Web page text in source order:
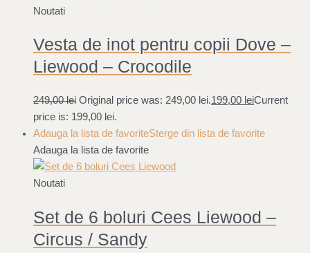
Noutati
Vesta de inot pentru copii Dove –
Liewood – Crocodile
249,00lei Original price was: 249,00 lei.199,00 leiCurrent
price is: 199,00 lei.
Adauga la lista de favoriteSterge din lista de favorite
Adauga la lista de favorite
Noutati
Set de 6 boluri Cees Liewood –
Circus / Sandy